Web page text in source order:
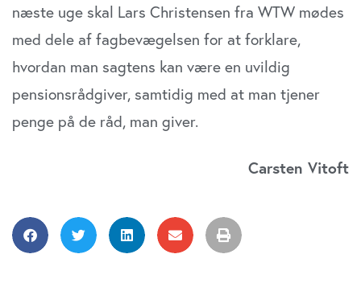
næste uge skal Lars Christensen fra WTW mødes
med dele af fagbevægelsen for at forklare,
hvordan man sagtens kan være en uvildig
pensionsrådgiver, samtidig med at man tjener
penge på de råd, man giver.
Carsten Vitoft